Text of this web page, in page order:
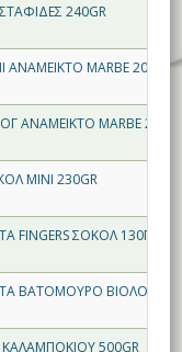
240GR
ΑΝΑΜΕΙΚΤΟ MARBE 200GR
ΑΝΑΜΕΙΚΤΟ MARBE
ΜΙΝΙ 230GR
FINGERS ΣΟΚΟΛ 130ΓΡ
ΒΑΤΟΜΟΥΡΟ ΒΙΟΛΟΓΙΚΑ
ΚΑΛΑΜΠΟΚΙΟΥ 500GR